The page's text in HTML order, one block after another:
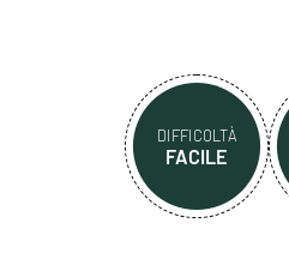
DIFFICOLTÀ
FACILE